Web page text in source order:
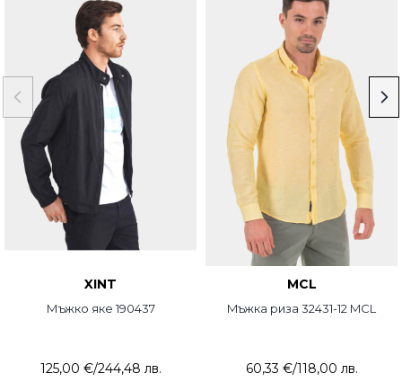
XINT
Мъжко яке 190437
125,00 €/244,48 лв.
MCL
Mъжка риза 32431-12 MCL
60,33 €/118,00 лв.